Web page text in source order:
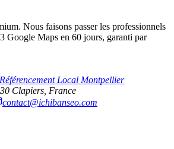
Nous faisons passer les professionnels
Google Maps en 60 jours, garanti par
Local Montpellier
Clapiers , France
contact@ichibanseo.com